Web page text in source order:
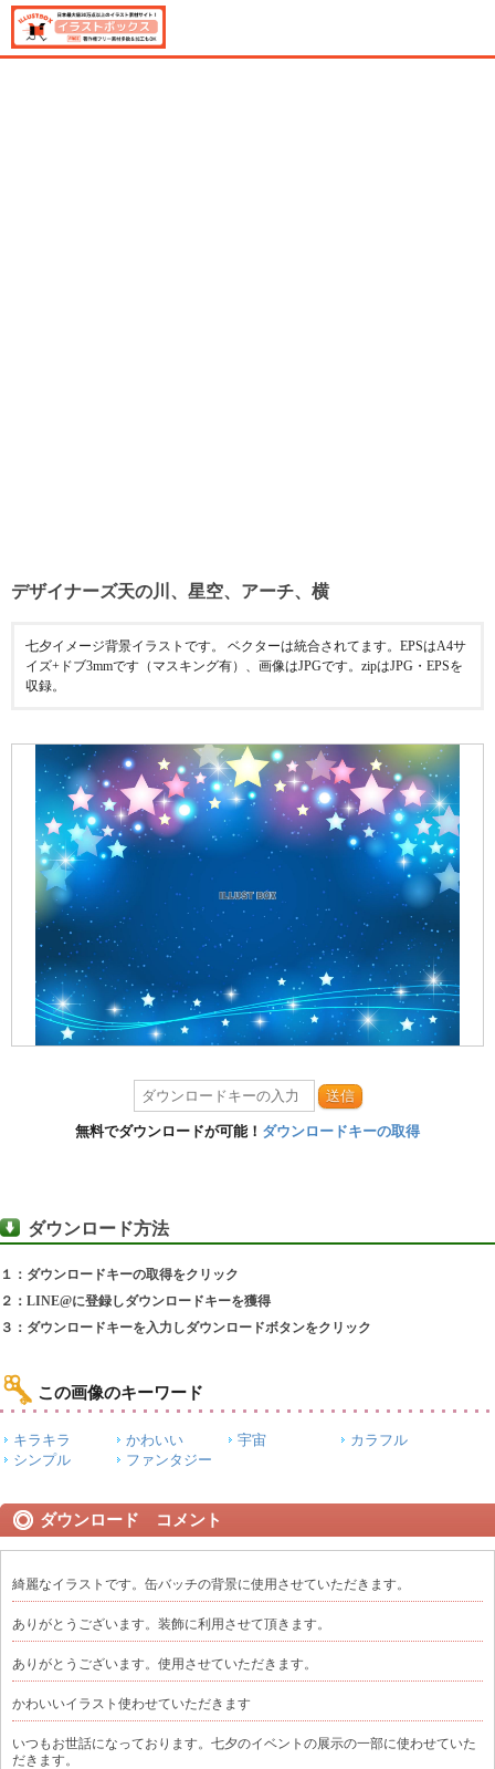
デザイナーズ天の川、星空、アーチ、横
七夕イメージ背景イラストです。 ベクターは統合されてます。EPSはA4サ
イズ+ドブ3mmです（マスキング有）、画像はJPGです。zipはJPG・EPSを
収録。
送信
無料でダウンロードが可能！ ダウンロードキーの取得
ダウンロード方法
１：ダウンロードキーの取得をクリック
２：LINE@に登録しダウンロードキーを獲得
３：ダウンロードキーを入力しダウンロードボタンをクリック
この画像のキーワード
キラキラ かわいい 宇宙
カラフル
シンプル
ファンタジー
ダウンロード コメント
綺麗なイラストです。缶バッチの背景に使用させていただきます。
ありがとうございます。装飾に利用させて頂きます。
ありがとうございます。使用させていただきます。
かわいいイラスト使わせていただきます
いつもお世話になっております。七夕のイベントの展示の一部に使わせていた
だきます。